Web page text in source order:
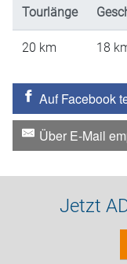
Tourlänge
20 km 18
Auf Facebook
Über E-Mail
Jetzt